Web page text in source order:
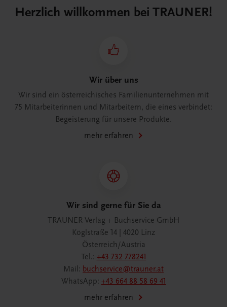
Herzlich willkommen bei TRAUNER!
Wir über uns
Wir sind ein österreichisches Familienunternehmen mit
75 Mitarbeiterinnen und Mitarbeitern, die eines verbindet:
Begeisterung für unsere Produkte.
mehr erfahren
Wir sind gerne für Sie da
TRAUNER Verlag + Buchservice GmbH
Köglstraße 14 | 4020 Linz
Österreich/Austria
Tel.: +43 732 778241
Mail: buchservice@trauner.at
WhatsApp: +43 664 88 58 69 41
mehr erfahren